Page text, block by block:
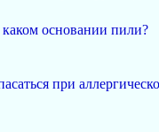
основании пили?
при